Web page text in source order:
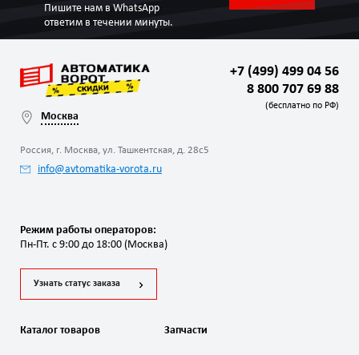
Пишите нам в WhatsApp
ответим в течении минуты.
Москва
Россия, г. Москва, ул. Ташкентская, д. 28с5
info@avtomatika-vorota.ru
+7 (499) 499 04 56
8 800 707 69 88
(бесплатно по РФ)
Режим работы операторов:
Пн-Пт. с 9:00 до 18:00 (Москва)
Узнать статус заказа
Каталог товаров Запчасти